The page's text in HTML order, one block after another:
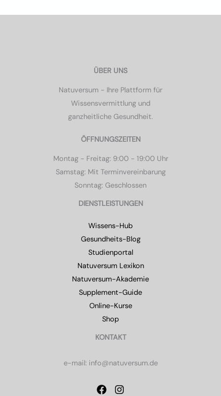
ÜBER UNS
Natuversum - Ihre Plattform für
Wissensvermittlung und
ganzheitliche Gesundheit.
ÖFFNUNGSZEITEN
Montag - Freitag: 9:00 - 19:00 Uhr
Samstag: Mit Terminvereinbarung
Sonntag: Geschlossen
DIENSTLEISTUNGEN
Wissens-Hub
Gesundheits-Blog
Studienportal
Natuversum Lexikon
Natuversum-Akademie
Supplement-Guide
Online-Kurse
Shop
KONTAKT
e-mail: info@natuversum.de